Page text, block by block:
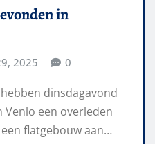
in
2025 0
dinsdagavond
een overleden
flatgebouw aan…